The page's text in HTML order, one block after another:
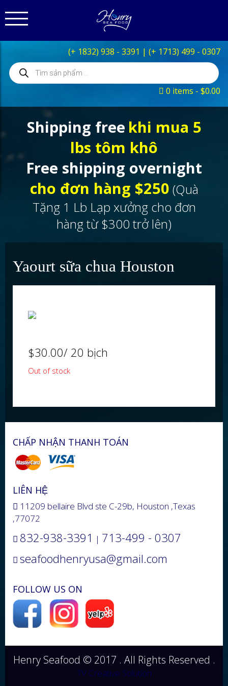
(+ 1832) 938 - 3391 | (+ 1713) 499 - 0307
Products
search
0 items
$0.00
Shipping free khi mua 5
lbs tôm khô
Free shipping overnight
cho đơn hàng $250 (Quà
Tặng 1 Lb Lạp xưởng cho đơn
hàng từ $300 trở lên)
Yaourt sữa chua Houston
$30.00/ 20 bịch
Out of stock
CHẤP NHẬN THANH TOÁN
LIÊN HỆ
11209 bellaire Blvd ste C-29b, Houston ,Texas
,77072
832-938-3391 | 713-499 - 0307
seafoodhenryusa@gmail.com
FOLLOW US ON
Henry Seafood © 2017 . All Rights Reserved .
TV Creative Solution